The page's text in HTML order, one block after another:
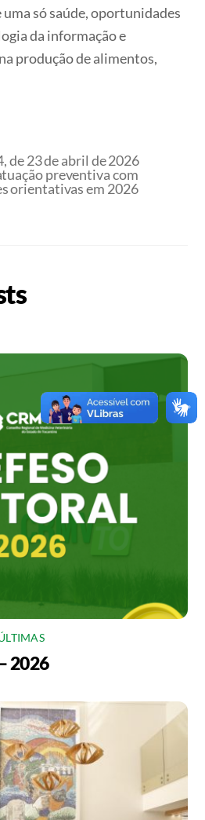
só saúde, oportunidades
da informação e
produção de alimentos,
de 23 de abril de 2026
preventiva com
orientativas em 2026
2026